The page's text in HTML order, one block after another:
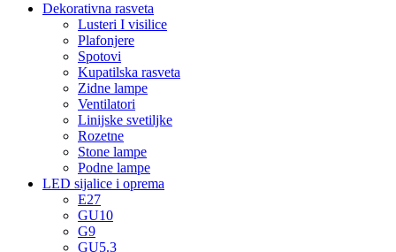
Dekorativna rasveta
Lusteri I visilice
Plafonjere
Spotovi
Kupatilska rasveta
Zidne lampe
Ventilatori
Linijske svetiljke
Rozetne
Stone lampe
Podne lampe
LED sijalice i oprema
E27
GU10
G9
GU5.3